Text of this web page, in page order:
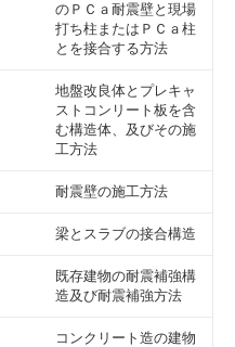
のＰＣａ耐震壁と現場
打ち柱またはＰＣａ柱
とを接合する方法
地盤改良体とプレキャ
ストコンリート板を含
む構造体、及びその施
工方法
耐震壁の施工方法
梁とスラブの接合構造
既存建物の耐震補強構
造及び耐震補強方法
コンクリート造の建物